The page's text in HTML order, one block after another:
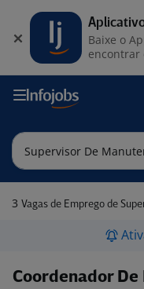
3 Vagas de Emprego de Supervisor
Coordenador
Baixe o
encontrar